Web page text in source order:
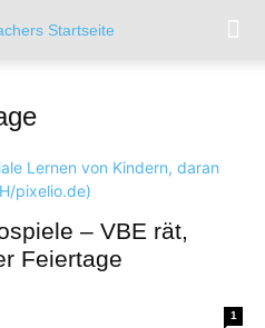
– VBE rät,
Feiertage
1